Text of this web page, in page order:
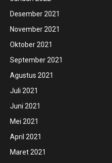
Desember 2021
November 2021
Oktober 2021
September 2021
Agustus 2021
Juli 2021
Juni 2021
Mei 2021
April 2021
Maret 2021